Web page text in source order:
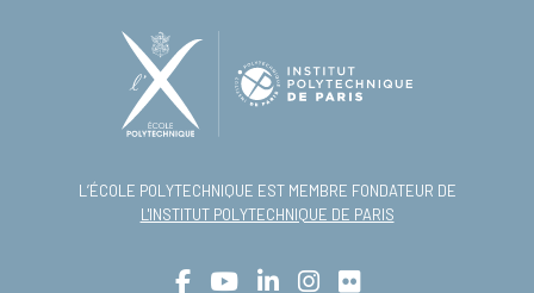
L’ÉCOLE POLYTECHNIQUE EST MEMBRE FONDATEUR DE
L'INSTITUT POLYTECHNIQUE DE PARIS